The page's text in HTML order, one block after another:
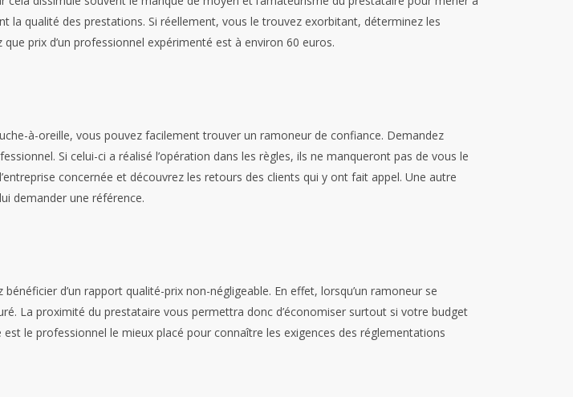
la qualité des prestations. Si réellement, vous le trouvez exorbitant, déterminez les
prix d’un professionnel expérimenté est à environ 60 euros.
à-oreille, vous pouvez facilement trouver un ramoneur de confiance. Demandez
Si celui-ci a réalisé l’opération dans les règles, ils ne manqueront pas de vous le
concernée et découvrez les retours des clients qui y ont fait appel. Une autre
demander une référence.
d’un rapport qualité-prix non-négligeable. En effet, lorsqu’un ramoneur se
La proximité du prestataire vous permettra donc d’économiser surtout si votre budget
le professionnel le mieux placé pour connaître les exigences des réglementations